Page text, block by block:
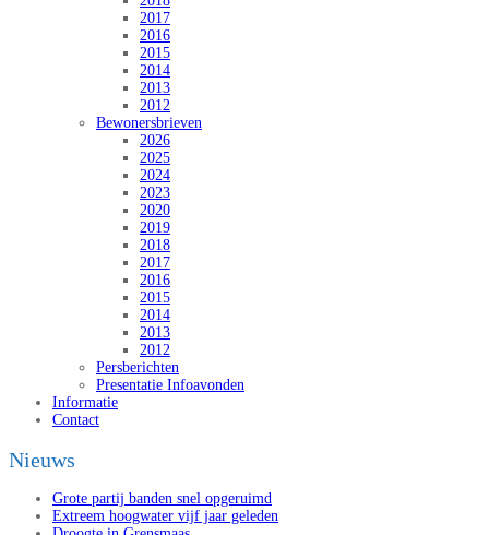
2017
2016
2015
2014
2013
2012
Bewonersbrieven
2026
2025
2024
2023
2020
2019
2018
2017
2016
2015
2014
2013
2012
Persberichten
Presentatie Infoavonden
Informatie
Contact
Nieuws
Grote partij banden snel opgeruimd
Extreem hoogwater vijf jaar geleden